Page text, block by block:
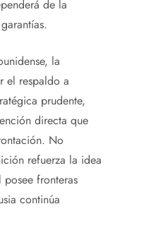
de la
la
el respaldo a
prudente,
directa que
No
refuerza la idea
fronteras
continúa